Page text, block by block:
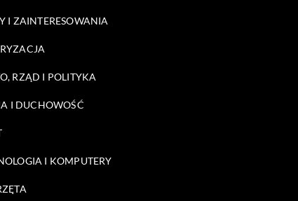
I ZAINTERESOWANIA
RZĄD I POLITYKA
I DUCHOWOŚĆ
I KOMPUTERY